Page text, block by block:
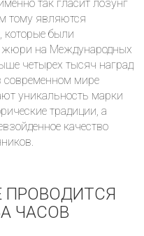
так гласит лозунг
тому являются
которые были
на Международных
четырех тысяч наград
современном мире
уникальность марки
традиции, а
качество
ПРОВОДИТСЯ
ЧАСОВ